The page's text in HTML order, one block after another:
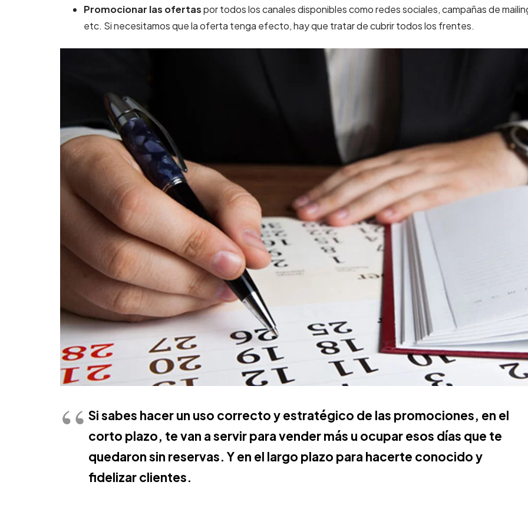
Promocionar las ofertaspor todos los canales disponibles como redes sociales, campañas de
etc. Si necesitamos que la oferta tenga efecto, hay que tratar de cubrir todos los frentes.
Si sabes hacer un uso correcto y estratégico de las promociones, en el
corto plazo, te van a servir para vender más u ocupar esos días que te
quedaron sin reservas. Y en el largo plazo para hacerte conocido y
fidelizar clientes.